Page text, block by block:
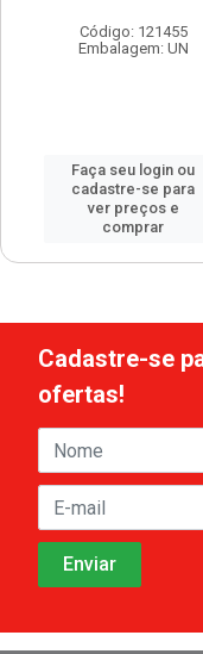
Código: 121455
Embalagem: UN
Faça seu login ou
cadastre-se para
ver preços e
comprar
Cadastre-se
ofertas!